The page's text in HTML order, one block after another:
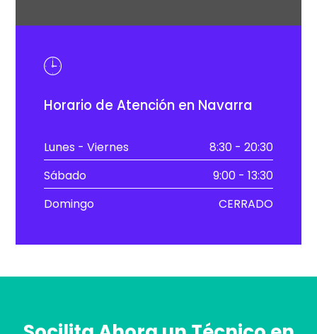
Horario de Atención en Navarra
Lunes - Viernes
8:30 - 20:30
Sábado
9:00 - 13:30
Domingo
CERRADO